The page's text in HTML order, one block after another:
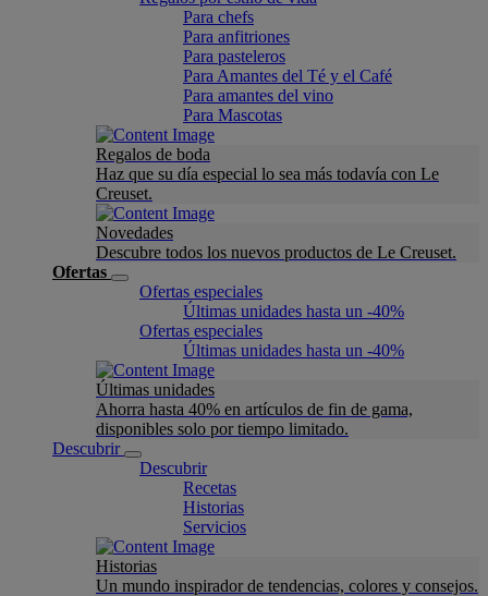
Para chefs
Para anfitriones
Para pasteleros
Para Amantes del Té y el Café
Para amantes del vino
Para Mascotas
Regalos de boda
Haz que su día especial lo sea más todavía con Le
Creuset.
Novedades
Descubre todos los nuevos productos de Le Creuset.
Ofertas
Ofertas especiales
Últimas unidades hasta un -40%
Ofertas especiales
Últimas unidades hasta un -40%
Últimas unidades
Ahorra hasta 40% en artículos de fin de gama,
disponibles solo por tiempo limitado.
Descubrir
Descubrir
Recetas
Historias
Servicios
Historias
Un mundo inspirador de tendencias, colores y consejos.